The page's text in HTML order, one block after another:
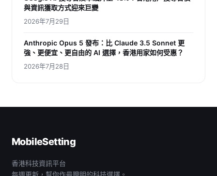
與資訊獲取方式迎來巨變
2026年7月29日
Anthropic Opus 5 發布：比 Claude 3.5 Sonnet 更
強、更便宜、更自由的 AI 選擇，香港用家如何受惠？
2026年7月28日
MobileSetting
香港科技資訊平台
每週更新，幫你作最聰明的科技選擇。